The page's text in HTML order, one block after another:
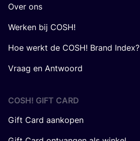
Over ons
Werken bij COSH!
Hoe werkt de COSH! Brand Index?
Vraag en Antwoord
COSH! GIFT CARD
Gift Card aankopen